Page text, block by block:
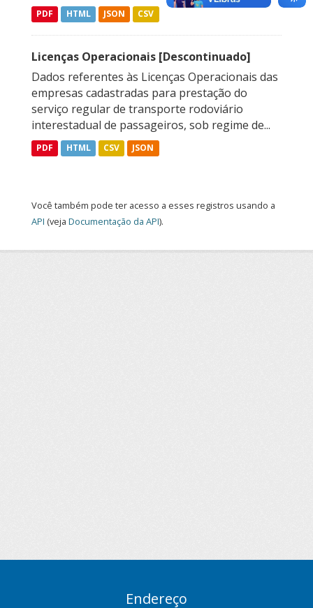
PDF HTML JSON CSV
Licenças Operacionais [Descontinuado]
Dados referentes às Licenças Operacionais das
empresas cadastradas para prestação do
serviço regular de transporte rodoviário
interestadual de passageiros, sob regime de...
PDF HTML CSV JSON
Você também pode ter acesso a esses registros usando a
API (veja Documentação da API).
Endereço